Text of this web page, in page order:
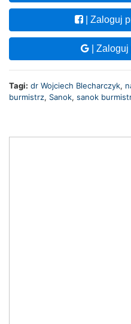
| Zaloguj
| Zaloguj
Tagi: dr Wojciech Blecharczyk,
burmistrz, Sanok, sanok